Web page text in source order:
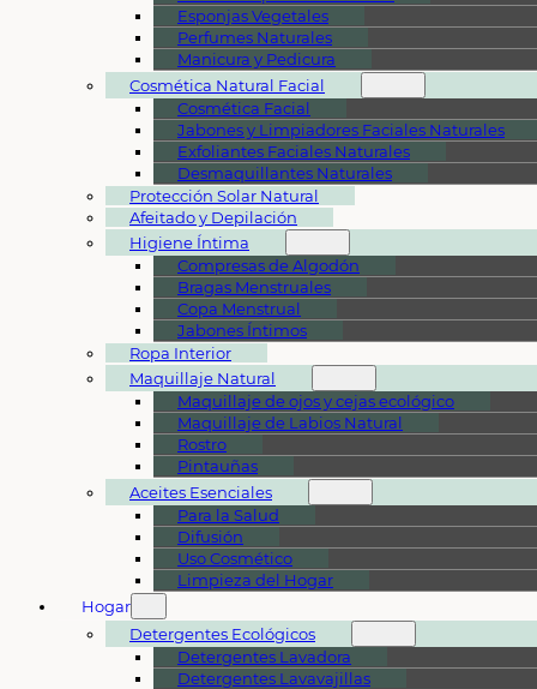
Esponjas Vegetales
Perfumes Naturales
Manicura y Pedicura
Cosmética Natural Facial
Cosmética Facial
Jabones y Limpiadores Faciales Naturales
Exfoliantes Faciales Naturales
Desmaquillantes Naturales
Protección Solar Natural
Afeitado y Depilación
Higiene Íntima
Compresas de Algodón
Bragas Menstruales
Copa Menstrual
Jabones Íntimos
Ropa Interior
Maquillaje Natural
Maquillaje de ojos y cejas ecológico
Maquillaje de Labios Natural
Rostro
Pintauñas
Aceites Esenciales
Para la Salud
Difusión
Uso Cosmético
Limpieza del Hogar
Hogar
Detergentes Ecológicos
Detergentes Lavadora
Detergentes Lavavajillas